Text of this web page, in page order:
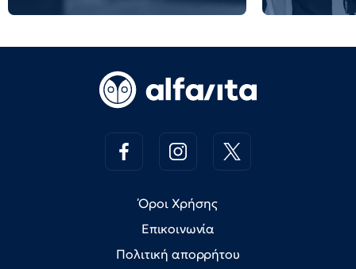
Όροι Χρήσης
Επικοινωνία
Πολιτική απορρήτου